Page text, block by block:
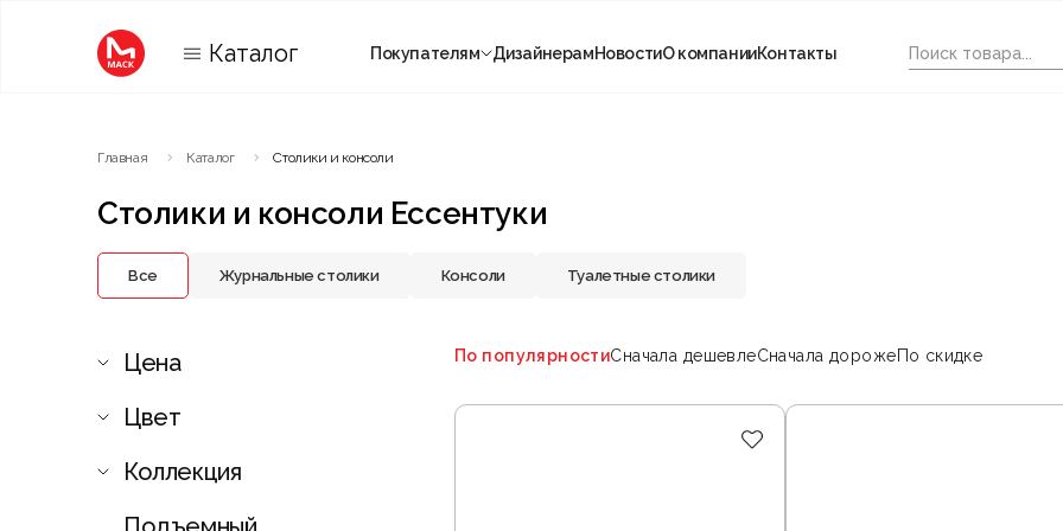
Каталог Покупателям ДизайнерамНовостиО компанииКонтакты
Главная Каталог Столики и консоли
Столики и консоли Ессентуки
Все Журнальные столики Консоли Туалетные столики
Цена
Цвет
Коллекция
По популярностиСначала дешевлеСначала дорожеПо скидке